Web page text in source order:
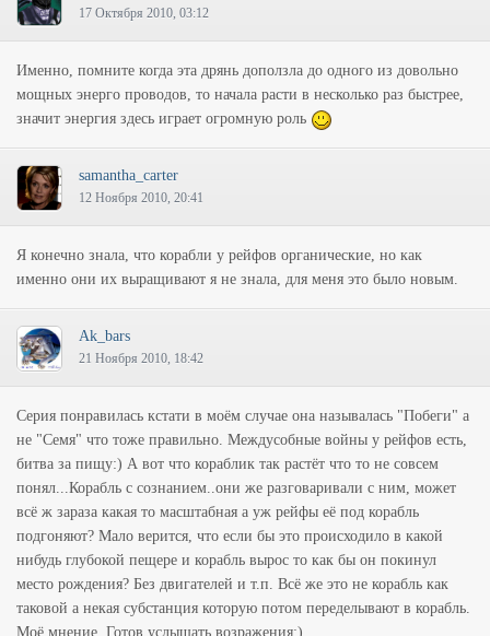
17 Октября 2010, 03:12
Именно, помните когда эта дрянь доползла до одного из довольно
мощных энерго проводов, то начала расти в несколько раз быстрее,
значит энергия здесь играет огромную роль
samantha_carter
12 Ноября 2010, 20:41
Я конечно знала, что корабли у рейфов органические, но как
именно они их выращивают я не знала, для меня это было новым.
Ak_bars
21 Ноября 2010, 18:42
Серия понравилась кстати в моём случае она называлась "Побеги" а
не "Семя" что тоже правильно. Междусобные войны у рейфов есть,
битва за пищу:) А вот что кораблик так растёт что то не совсем
понял...Корабль с сознанием..они же разговаривали с ним, может
всё ж зараза какая то масштабная а уж рейфы её под корабль
подгоняют? Мало верится, что если бы это происходило в какой
нибудь глубокой пещере и корабль вырос то как бы он покинул
место рождения? Без двигателей и т.п. Всё же это не корабль как
таковой а некая субстанция которую потом переделывают в корабль.
Моё мнение. Готов услышать возражения:).